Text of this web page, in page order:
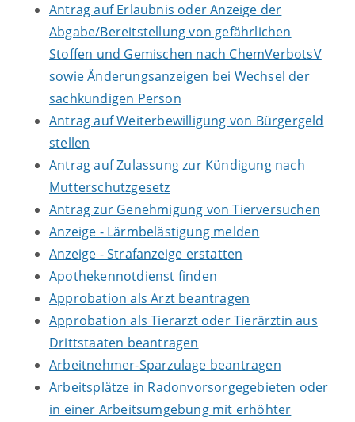
Antrag auf Erlaubnis oder Anzeige der
Abgabe/Bereitstellung von gefährlichen
Stoffen und Gemischen nach ChemVerbotsV
sowie Änderungsanzeigen bei Wechsel der
sachkundigen Person
Antrag auf Weiterbewilligung von Bürgergeld
stellen
Antrag auf Zulassung zur Kündigung nach
Mutterschutzgesetz
Antrag zur Genehmigung von Tierversuchen
Anzeige - Lärmbelästigung melden
Anzeige - Strafanzeige erstatten
Apothekennotdienst finden
Approbation als Arzt beantragen
Approbation als Tierarzt oder Tierärztin aus
Drittstaaten beantragen
Arbeitnehmer-Sparzulage beantragen
Arbeitsplätze in Radonvorsorgegebieten oder
in einer Arbeitsumgebung mit erhöhter